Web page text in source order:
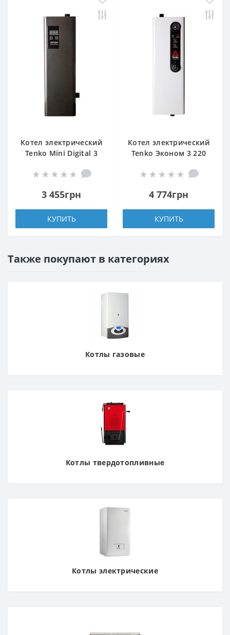
Котел электрический
Tenko Mini Digital 3
3 455грн
КУПИТЬ
Котел электрический
Tenko Эконом 3 220
4 774грн
КУПИТЬ
Также покупают в категориях
Котлы газовые
Котлы твердотопливные
Котлы электрические